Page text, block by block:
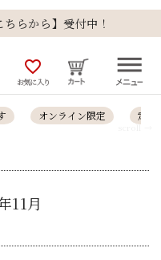
らから】受付中！
favorite_outline
お気に入り
オンライン限定 定番
scroll →
11月